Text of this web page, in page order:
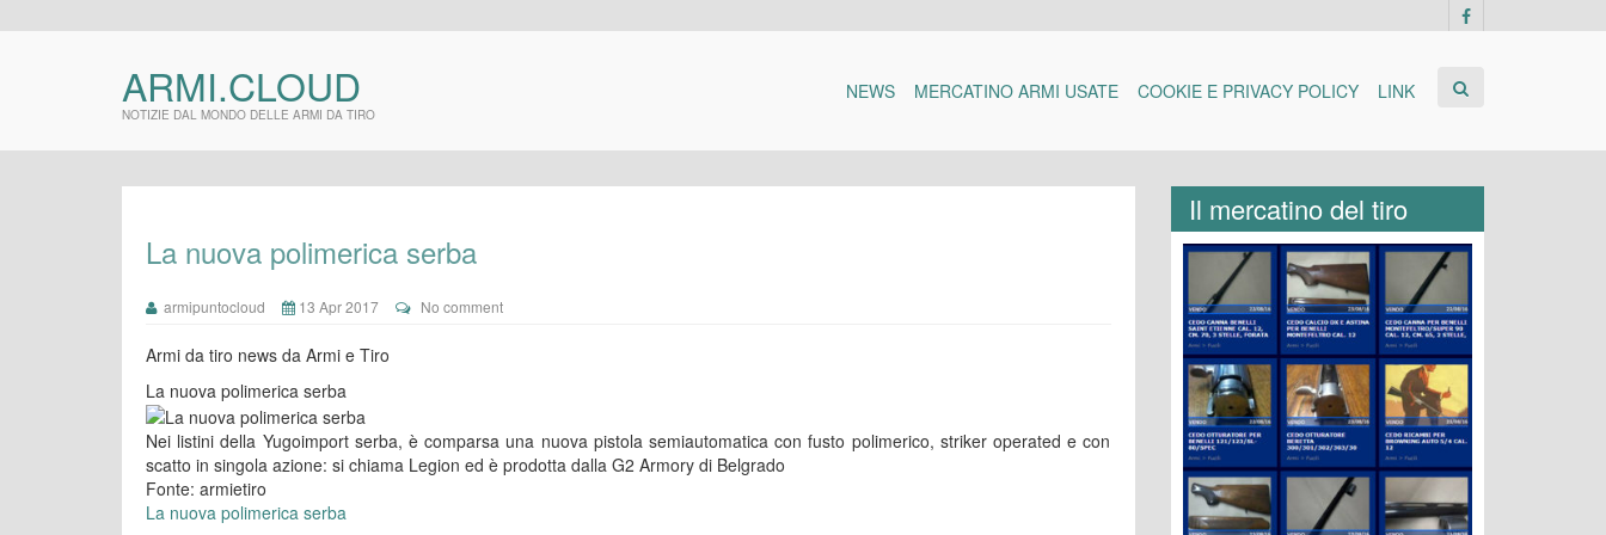
ARMI.CLOUD
NOTIZIE DAL MONDO DELLE ARMI DA TIRO
NEWS MERCATINO ARMI USATE COOKIE E PRIVACY POLICY LINK
La nuova polimerica serba
armipuntocloud 13 Apr 2017 No comment
Armi da tiro news da Armi e Tiro
La nuova polimerica serba
Nei listini della Yugoimport serba, è comparsa una nuova pistola semiautomatica con fusto polimerico, striker operated e con
scatto in singola azione: si chiama Legion ed è prodotta dalla G2 Armory di Belgrado
Fonte: armietiro
La nuova polimerica serba
Il mercatino del tiro